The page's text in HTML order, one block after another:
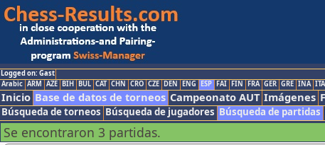
Logged on: Gast
Arabic ARM AZE BIH BUL CAT CHN CRO CZE DEN ENG ESP FAI FIN FRA GER GRE INA ITA
Inicio Base de datos de torneos Campeonato AUT Imágenes
Búsqueda de torneos Búsqueda de jugadores Búsqueda de partidas
Se encontraron 3 partidas.